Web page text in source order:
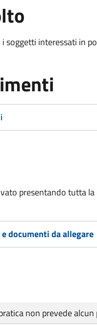
soggetti interessati in
presentando tutta
documenti da allegare
non prevede